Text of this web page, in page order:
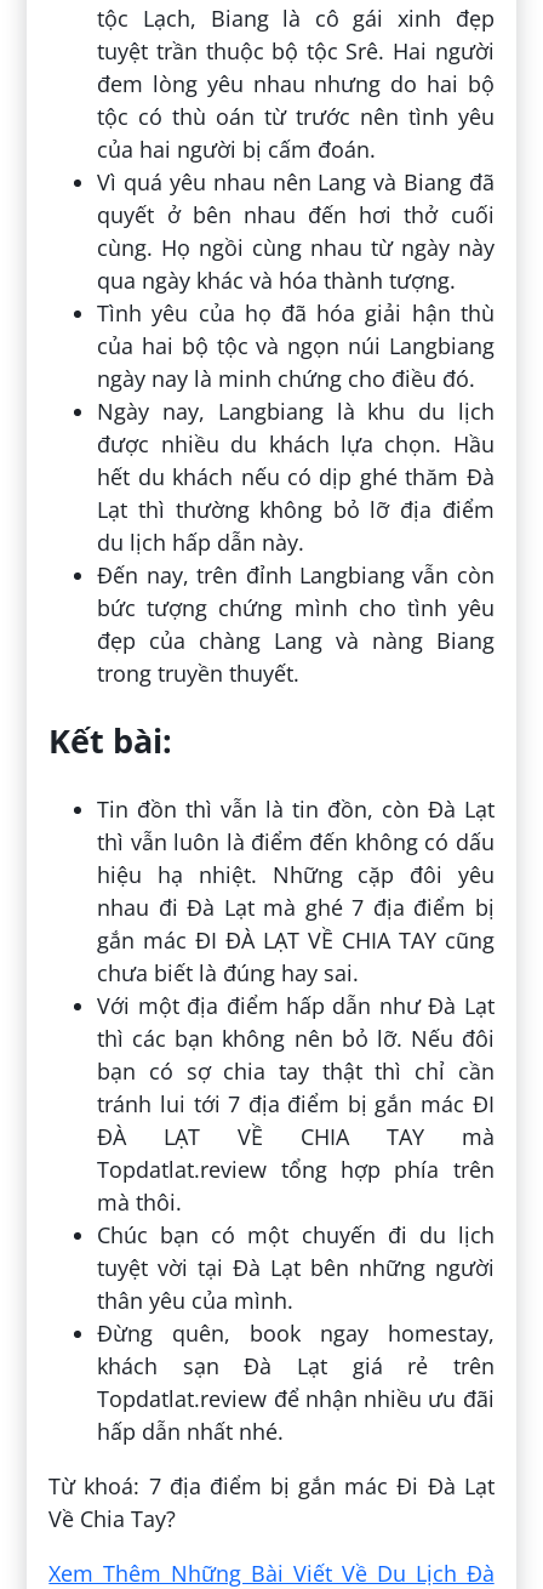
tộc Lạch, Biang là cô gái xinh đẹp
tuyệt trần thuộc bộ tộc Srê. Hai người
đem lòng yêu nhau nhưng do hai bộ
tộc có thù oán từ trước nên tình yêu
của hai người bị cấm đoán.
Vì quá yêu nhau nên Lang và Biang đã
quyết ở bên nhau đến hơi thở cuối
cùng. Họ ngồi cùng nhau từ ngày này
qua ngày khác và hóa thành tượng.
Tình yêu của họ đã hóa giải hận thù
của hai bộ tộc và ngọn núi Langbiang
ngày nay là minh chứng cho điều đó.
Ngày nay, Langbiang là khu du lịch
được nhiều du khách lựa chọn. Hầu
hết du khách nếu có dịp ghé thăm Đà
Lạt thì thường không bỏ lỡ địa điểm
du lịch hấp dẫn này.
Đến nay, trên đỉnh Langbiang vẫn còn
bức tượng chứng mình cho tình yêu
đẹp của chàng Lang và nàng Biang
trong truyền thuyết.
Kết bài:
Tin đồn thì vẫn là tin đồn, còn Đà Lạt
thì vẫn luôn là điểm đến không có dấu
hiệu hạ nhiệt. Những cặp đôi yêu
nhau đi Đà Lạt mà ghé 7 địa điểm bị
gắn mác ĐI ĐÀ LẠT VỀ CHIA TAY cũng
chưa biết là đúng hay sai.
Với một địa điểm hấp dẫn như Đà Lạt
thì các bạn không nên bỏ lỡ. Nếu đôi
bạn có sợ chia tay thật thì chỉ cần
tránh lui tới 7 địa điểm bị gắn mác ĐI
ĐÀ LẠT VỀ CHIA TAY mà
Topdatlat.review tổng hợp phía trên
mà thôi.
Chúc bạn có một chuyến đi du lịch
tuyệt vời tại Đà Lạt bên những người
thân yêu của mình.
Đừng quên, book ngay homestay,
khách sạn Đà Lạt giá rẻ trên
Topdatlat.review để nhận nhiều ưu đãi
hấp dẫn nhất nhé.
Từ khoá: 7 địa điểm bị gắn mác Đi Đà Lạt
Về Chia Tay?
Xem Thêm Những Bài Viết Về Du Lịch Đà